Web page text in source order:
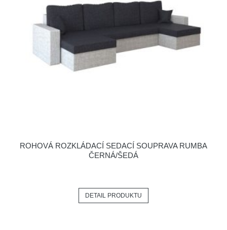
ROHOVÁ ROZKLÁDACÍ SEDACÍ SOUPRAVA RUMBA
ČERNÁ/ŠEDÁ
DETAIL PRODUKTU